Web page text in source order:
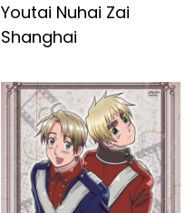
Youtai Nuhai Zai
Shanghai